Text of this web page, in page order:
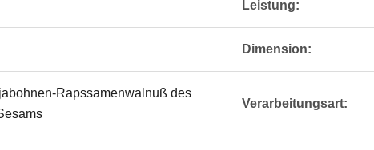
Leistung:
Dimension:
Rapssamenwalnuß des
Verarbeitungsart: